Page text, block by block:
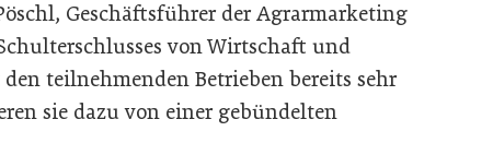
Geschäftsführer der Agrarmarketing
von Wirtschaft und
teilnehmenden Betrieben bereits sehr
sie dazu von einer gebündelten